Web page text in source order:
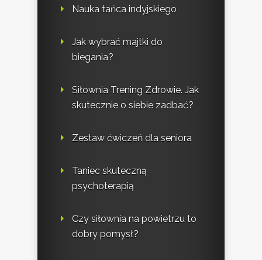
Nauka tańca indyjskiego
Jak wybrać majtki do
biegania?
Siłownia Trening Zdrowie. Jak
skutecznie o siebie zadbać?
Zestaw ćwiczeń dla seniora
Taniec skuteczną
psychoterapią
Czy siłownia na powietrzu to
dobry pomysł?